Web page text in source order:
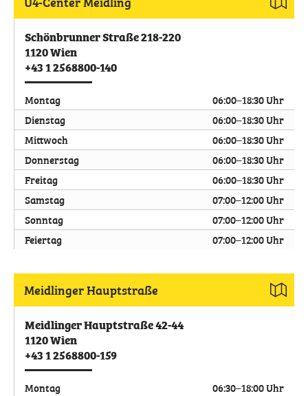
Schönbrunner Straße 218-220
1120Wien
+43 1 2568800-140
Montag
06:00–18:30 Uhr
Dienstag
06:00–18:30 Uhr
Mittwoch
06:00–18:30 Uhr
Donnerstag
06:00–18:30 Uhr
Freitag
06:00–18:30 Uhr
Samstag
07:00–12:00 Uhr
Sonntag
07:00–12:00 Uhr
Feiertag
07:00–12:00 Uhr
Meidlinger Hauptstraße
Meidlinger Hauptstraße 42-44
1120Wien
+43 1 2568800-159
Montag
06:30–18:00 Uhr